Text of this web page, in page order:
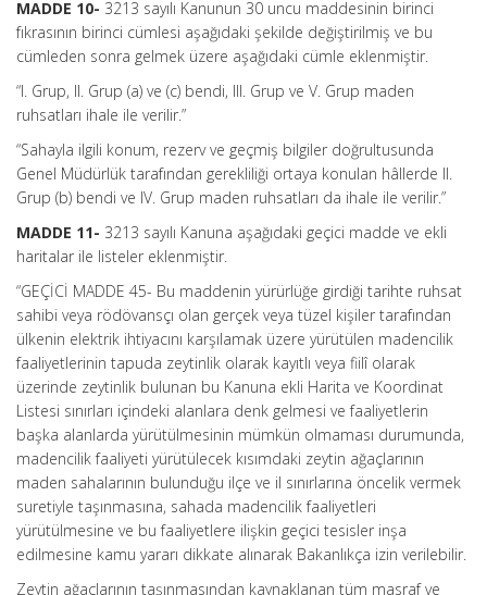
MADDE 10- 3213 sayılı Kanunun 30 uncu maddesinin birinci
fıkrasının birinci cümlesi aşağıdaki şekilde değiştirilmiş ve bu
cümleden sonra gelmek üzere aşağıdaki cümle eklenmiştir.
“I. Grup, II. Grup (a) ve (c) bendi, III. Grup ve V. Grup maden
ruhsatları ihale ile verilir.”
“Sahayla ilgili konum, rezerv ve geçmiş bilgiler doğrultusunda
Genel Müdürlük tarafından gerekliliği ortaya konulan hâllerde II.
Grup (b) bendi ve IV. Grup maden ruhsatları da ihale ile verilir.”
MADDE 11- 3213 sayılı Kanuna aşağıdaki geçici madde ve ekli
haritalar ile listeler eklenmiştir.
“GEÇİCİ MADDE 45- Bu maddenin yürürlüğe girdiği tarihte ruhsat
sahibi veya rödövansçı olan gerçek veya tüzel kişiler tarafından
ülkenin elektrik ihtiyacını karşılamak üzere yürütülen madencilik
faaliyetlerinin tapuda zeytinlik olarak kayıtlı veya fiilî olarak
üzerinde zeytinlik bulunan bu Kanuna ekli Harita ve Koordinat
Listesi sınırları içindeki alanlara denk gelmesi ve faaliyetlerin
başka alanlarda yürütülmesinin mümkün olmaması durumunda,
madencilik faaliyeti yürütülecek kısımdaki zeytin ağaçlarının
maden sahalarının bulunduğu ilçe ve il sınırlarına öncelik vermek
suretiyle taşınmasına, sahada madencilik faaliyetleri
yürütülmesine ve bu faaliyetlere ilişkin geçici tesisler inşa
edilmesine kamu yararı dikkate alınarak Bakanlıkça izin verilebilir.
Zeytin ağaçlarının taşınmasından kaynaklanan tüm masraf ve